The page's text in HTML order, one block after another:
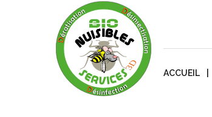
ACCUEIL